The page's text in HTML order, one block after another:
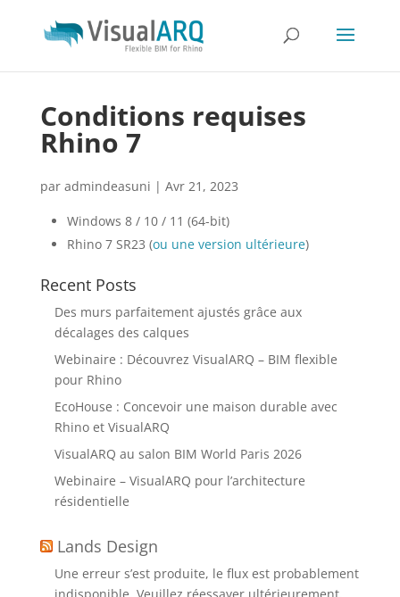
Conditions requises
Rhino 7
par admindeasuni | Avr 21, 2023
Windows 8 / 10 / 11 (64-bit)
Rhino 7 SR23 (ou une version ultérieure)
Recent Posts
Des murs parfaitement ajustés grâce aux
décalages des calques
Webinaire : Découvrez VisualARQ – BIM flexible
pour Rhino
EcoHouse : Concevoir une maison durable avec
Rhino et VisualARQ
VisualARQ au salon BIM World Paris 2026
Webinaire – VisualARQ pour l’architecture
résidentielle
Lands Design
Une erreur s’est produite, le flux est probablement